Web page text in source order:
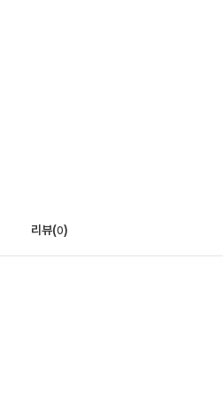
리뷰(0)